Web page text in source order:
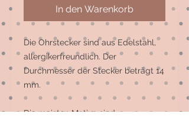
In den Warenkorb
Die Ohrstecker sind aus Edelstahl,
allergikerfreundlich. Der
Durchmesser der Stecker beträgt 14
mm.
Die meisten Motive sind